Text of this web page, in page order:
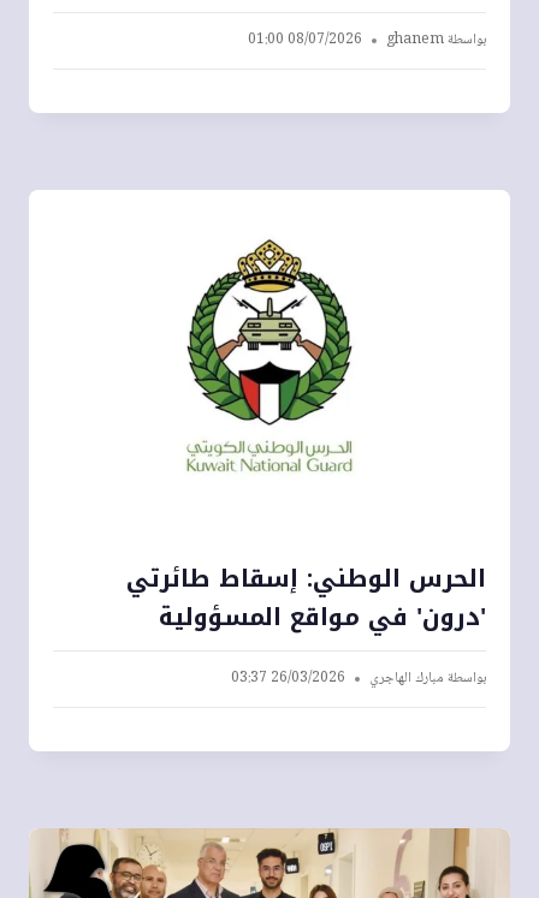
بواسطةghanem
08/07/2026 01:00
الحرس الوطني: إسقاط طائرتي
'درون' في مواقع المسؤولية
بواسطةمبارك الهاجري 26/03/2026 03:37